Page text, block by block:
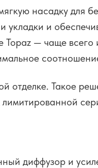
насадку для
и
— чаще всего
Такое
лимитированной
диффузор и